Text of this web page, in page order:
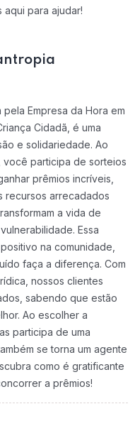
aqui para ajudar!
Empresa da Hora em
Cidadã, é uma
e solidariedade. Ao
você participa de sorteios
prêmios incríveis,
recursos arrecadados
a vida de
Essa
na comunidade,
faça a diferença. Com
nossos clientes
sabendo que estão
Ao escolher a
participa de uma
se torna um agente
como é gratificante
a prêmios!